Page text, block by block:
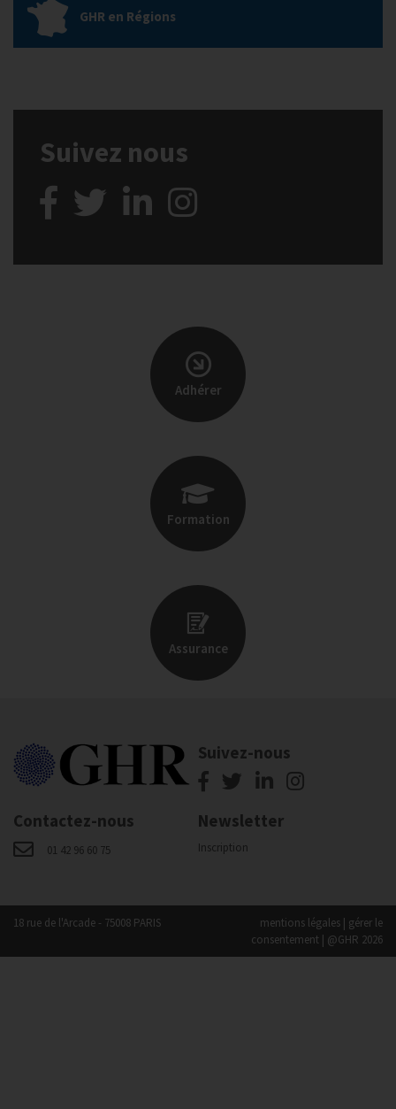
GHR en Régions
Suivez nous
Adhérer
Formation
Assurance
Suivez-nous
Contactez-nous
01 42 96 60 75
Newsletter
Inscription
18 rue de l'Arcade - 75008 PARIS mentions légales | gérer le
consentement | @GHR 2026